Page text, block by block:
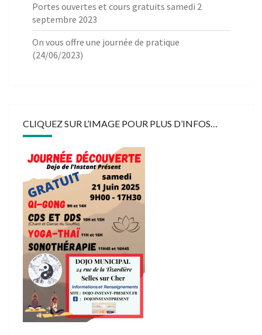
Portes ouvertes et cours gratuits samedi 2
septembre 2023
On vous offre une journée de pratique
(24/06/2023)
CLIQUEZ SUR L’IMAGE POUR PLUS D’INFOS…